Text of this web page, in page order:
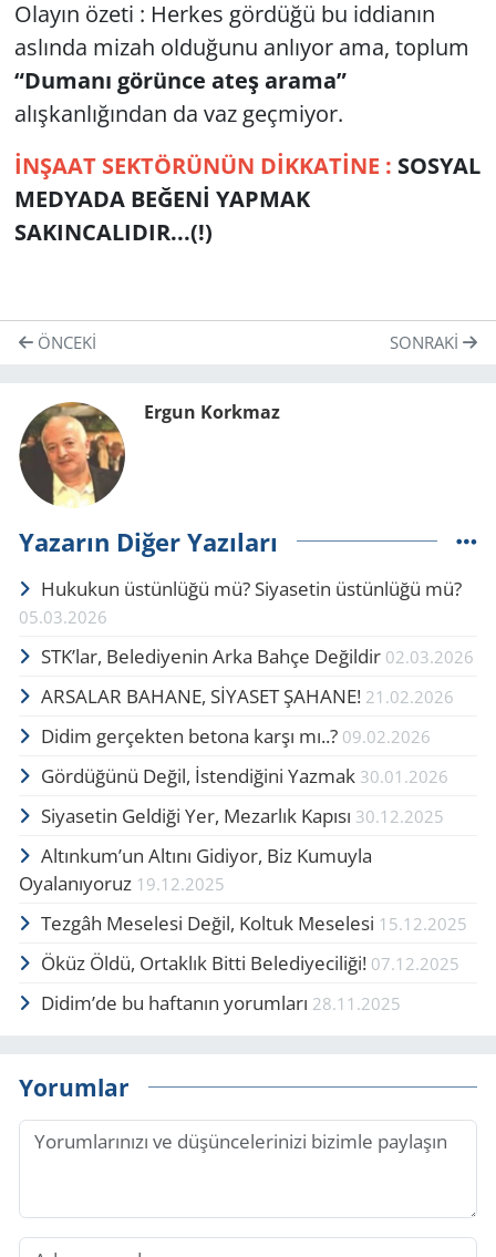
Olayın özeti : Herkes gördüğü bu iddianın
aslında mizah olduğunu anlıyor ama, toplum
“Dumanı görünce ateş arama”
alışkanlığından da vaz geçmiyor.
İNŞAAT SEKTÖRÜNÜN DİKKATİNE : SOSYAL
MEDYADA BEĞENİ YAPMAK
SAKINCALIDIR...(!)
ÖNCEKI SONRAKI
Ergun Korkmaz
Yazarın Diğer Yazıları
Hukukun üstünlüğü mü? Si­ya­setin üstünlüğü mü?
05.03.2026
STK’lar, Belediyenin Arka Bahçe De­ğil­dir 02.03.2026
AR­SA­LAR BA­HA­NE, SİYASET ŞA­HA­NE! 21.02.2026
Didim ger­çek­ten be­to­na karşı mı..? 09.02.2026
Gör­dü­ğü­nü Değil, İsten­di­ği­ni Yaz­mak 30.01.2026
Siyasetin Geldiği Yer, Mezarlık Kapısı 30.12.2025
Altınkum’un Altını Gidiyor, Biz Kumuyla
Oyalanıyoruz 19.12.2025
Tezgâh Meselesi Değil, Koltuk Meselesi 15.12.2025
Öküz Öldü, Or­tak­lık Bitti Belediyeciliği! 07.12.2025
Didim’de bu haftanın yorumları 28.11.2025
Yorumlar